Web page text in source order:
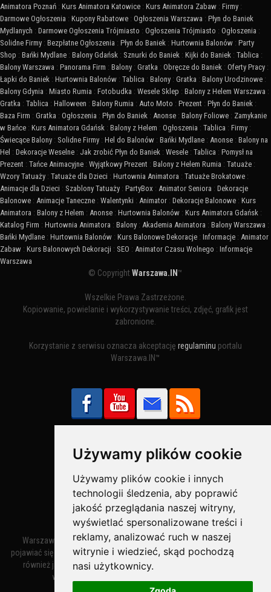
Używamy plików cookie
Używamy plików cookie i innych
technologii śledzenia, aby poprawić
jakość przeglądania naszej witryny,
wyświetlać spersonalizowane treści i
reklamy, analizować ruch w naszej
witrynie i wiedzieć, skąd pochodzą
nasi użytkownicy.
Animatora Poznań : Kurs Animatora Katowice : Kurs Animatora Zabaw : Firmy :
Darmowe Ogłoszenia : Kupony Rabatowe : Ogłoszenia Warszawa : Płyn do Baniek
Mydlanych : Darmowe Ogłoszenia Trójmiasto : Ogłoszenia Trójmiasto : Ogłoszenia :
Solidne Firmy : Bezpłatne Ogłoszenia : Płyn do Baniek : Hurtownia Balonów : Party
Shop : Bańki Mydlane : Balony Gdańsk : Sznurki do Baniek : Kijki do Baniek : Tablica :
Balony Warszawa : Panorama Firm : Balony : Gratka : Obręcze do Baniek : Oferty Pracy :
Łapki do Baniek : Hurtownia Balonów : Tablica : Balony : Gratka : Balony Urodzinowe :
Balony Gdynia : Miasto Rumia : Fotobudka : Wesele Sklep : Balony z Helem Warszawa :
Gratka : Tablica : Halloween : Balony Rumia : Auto Moto : Prezent : Płyn do Baniek :
Baza Firm : Gratka : Ogłoszenia : Płyn do Baniek : Anonse : Balony Foliowe : Zamykanie
w Bańce : Kurs Animatora Gdańsk : Balony z Helem : Ogłoszenia : Tablica : Firmy :
Świecące Balony : Solidne Firmy : Hel do Balonów : Bańki Mydlane : Anonse : Balony na
Hel : Dekoracje Weselne : Jak zrobić Płyn do Baniek : Wesele : Tablica : Pomysł na
Prezent : Tańce Animacyjne : Wyjątkowy Prezent : Balony z Helem Rumia : Tatuaże :
Wzory Tatuaży : Tatuaże dla Dzieci : Hurtownia Animatora : Tatuaże Brokatowe :
Animacje dla Dzieci : Szablony Tatuaży : PartyBox : Animator Seniora : Dekoracje
Balonowe : Animacje Taneczne : Walentynki : Animator : Dekoracje Balonowe : Kurs
Animatora : Balony z Helem : Anonse : Hurtownia Balonów : Kurs Animatora Gdańsk :
Katalog Firm : Hurtownia Animatora : Balony : Akademia Animatora : Balony Warszawa :
Bańki Mydlane : Hurtownia Balonów : Kurs Balonowe Dekoracje : Informacje : Animator
Zabaw : Kurs Balonowych Dekoracji : SEO : Animator Czasu Wolnego : Informacje
Warszawa
© CopyrightWarszawa.IN ™
Wszelkie Prawa Zastrzeżone.
Kopiowanie, powielanie i wykorzystywanie treści, zdjęć, grafik jest
zabronione.
Korzystanie z serwisu oznacza akceptację regulaminu portalu
Warszawa.IN™
Bezpieczne Płatności obsługuje:
Warszawa – miasto stołeczne Warszawa. Nazwa miasta zaczęła
pojawiać się w dokumentach w XIV wieku jako Warszewa, a od XV wieku
również jako Warszowa. Zmiana nazwy na Warszawa w XV wieku
wynikała z mazowieckiej wymowy dialektycznej.